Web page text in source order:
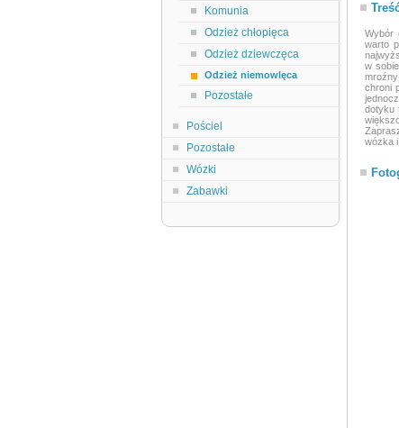
Komunia
Odzież chłopięca
Odzież dziewczęca
Odzież niemowlęca
Pozostałe
Pościel
Pozostałe
Wózki
Zabawki
Wybór
warto
w
chroni
dotyku
wózka